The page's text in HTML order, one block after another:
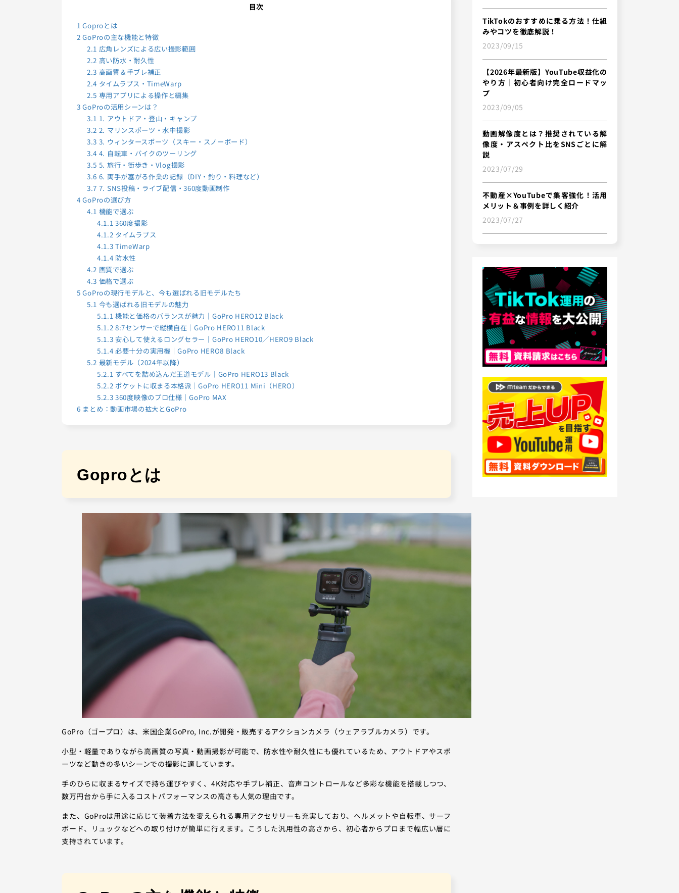
目次
1 Goproとは
2 GoProの主な機能と特徴
2.1 広角レンズによる広い撮影範囲
2.2 高い防水・耐久性
2.3 高画質＆手ブレ補正
2.4 タイムラプス・TimeWarp
2.5 専用アプリによる操作と編集
3 GoProの活用シーンは？
3.1 1. アウトドア・登山・キャンプ
3.2 2. マリンスポーツ・水中撮影
3.3 3. ウィンタースポーツ（スキー・スノーボード）
3.4 4. 自転車・バイクのツーリング
3.5 5. 旅行・街歩き・Vlog撮影
3.6 6. 両手が塞がる作業の記録（DIY・釣り・料理など）
3.7 7. SNS投稿・ライブ配信・360度動画制作
4 GoProの選び方
4.1 機能で選ぶ
4.1.1 360度撮影
4.1.2 タイムラプス
4.1.3 TimeWarp
4.1.4 防水性
4.2 画質で選ぶ
4.3 価格で選ぶ
5 GoProの現行モデルと、今も選ばれる旧モデルたち
5.1 今も選ばれる旧モデルの魅力
5.1.1 機能と価格のバランスが魅力｜GoPro HERO12 Black
5.1.2 8:7センサーで縦横自在｜GoPro HERO11 Black
5.1.3 安心して使えるロングセラー｜GoPro HERO10／HERO9 Black
5.1.4 必要十分の実用機｜GoPro HERO8 Black
5.2 最新モデル（2024年以降）
5.2.1 すべてを詰め込んだ王道モデル｜GoPro HERO13 Black
5.2.2 ポケットに収まる本格派｜GoPro HERO11 Mini（HERO）
5.2.3 360度映像のプロ仕様｜GoPro MAX
6 まとめ：動画市場の拡大とGoPro
Goproとは
GoPro（ゴープロ）は、米国企業GoPro, Inc.が開発・販売するアクションカメラ（ウェアラブルカメラ）です。
小型・軽量でありながら高画質の写真・動画撮影が可能で、防水性や耐久性にも優れているため、アウトドアやスポ
ーツなど動きの多いシーンでの撮影に適しています。
手のひらに収まるサイズで持ち運びやすく、4K対応や手ブレ補正、音声コントロールなど多彩な機能を搭載しつつ、
数万円台から手に入るコストパフォーマンスの高さも人気の理由です。
また、GoProは用途に応じて装着方法を変えられる専用アクセサリーも充実しており、ヘルメットや自転車、サーフ
ボード、リュックなどへの取り付けが簡単に行えます。こうした汎用性の高さから、初心者からプロまで幅広い層に
支持されています。
TikTokのおすすめに乗る方法！仕組
みやコツを徹底解説！
2023/09/15
【2026年最新版】YouTube収益化の
やり方｜初心者向け完全ロードマッ
プ
2023/09/05
動画解像度とは？推奨されている解
像度・アスペクト比をSNSごとに解
説
2023/07/29
不動産×YouTubeで集客強化！活用
メリット＆事例を詳しく紹介
2023/07/27